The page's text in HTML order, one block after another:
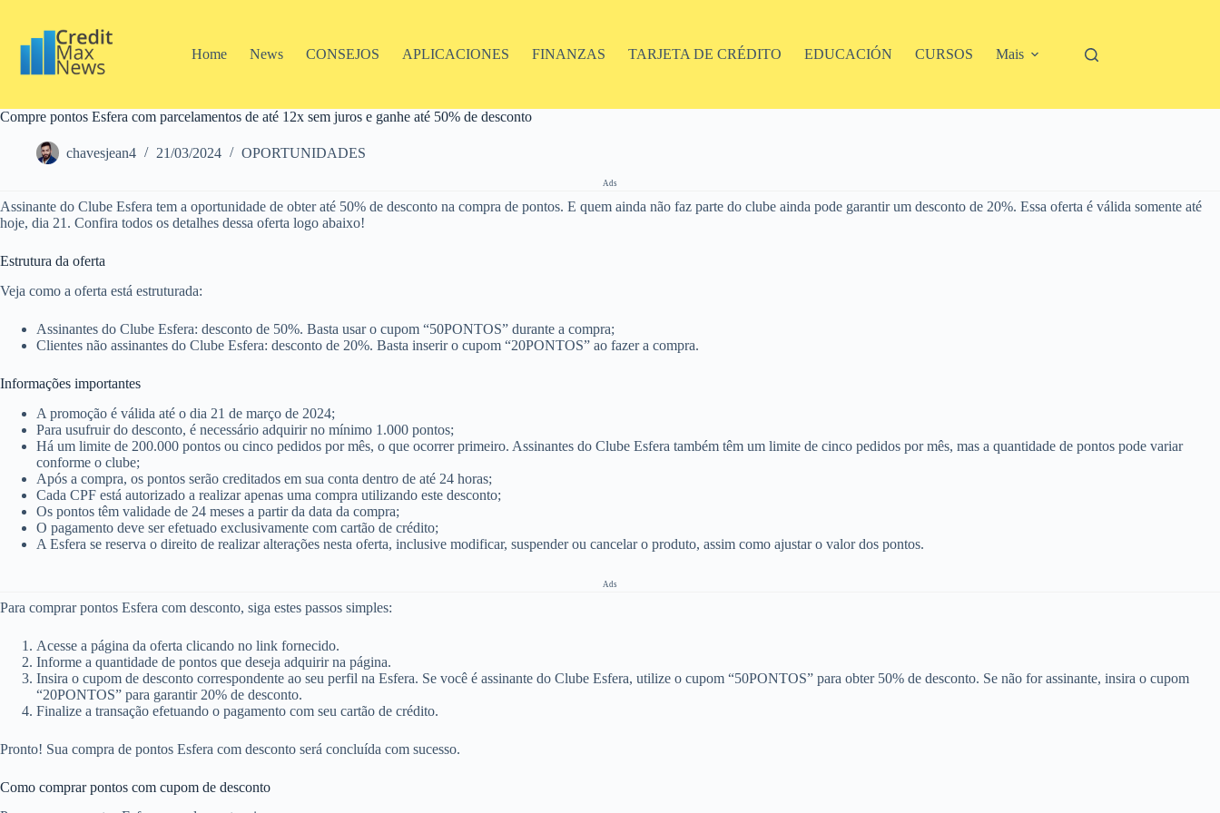
Home News CONSEJOS APLICACIONES FINANZAS TARJETA DE CRÉDITO EDUCACIÓN CURSOS Mais
Compre pontos Esfera com parcelamentos de até 12x sem juros e ganhe até 50% de desconto
chavesjean4 21/03/2024 OPORTUNIDADES
Ads
Assinante do Clube Esfera tem a oportunidade de obter até 50% de desconto na compra de pontos. E quem ainda não faz parte do clube ainda pode garantir um desconto de 20%. Essa oferta é válida somente até
hoje, dia 21. Confira todos os detalhes dessa oferta logo abaixo!
Estrutura da oferta
Veja como a oferta está estruturada:
Assinantes do Clube Esfera: desconto de 50%. Basta usar o cupom “50PONTOS” durante a compra;
Clientes não assinantes do Clube Esfera: desconto de 20%. Basta inserir o cupom “20PONTOS” ao fazer a compra.
Informações importantes
A promoção é válida até o dia 21 de março de 2024;
Para usufruir do desconto, é necessário adquirir no mínimo 1.000 pontos;
Há um limite de 200.000 pontos ou cinco pedidos por mês, o que ocorrer primeiro. Assinantes do Clube Esfera também têm um limite de cinco pedidos por mês, mas a quantidade de pontos pode variar
conforme o clube;
Após a compra, os pontos serão creditados em sua conta dentro de até 24 horas;
Cada CPF está autorizado a realizar apenas uma compra utilizando este desconto;
Os pontos têm validade de 24 meses a partir da data da compra;
O pagamento deve ser efetuado exclusivamente com cartão de crédito;
A Esfera se reserva o direito de realizar alterações nesta oferta, inclusive modificar, suspender ou cancelar o produto, assim como ajustar o valor dos pontos.
Ads
Para comprar pontos Esfera com desconto, siga estes passos simples:
Acesse a página da oferta clicando no link fornecido.
Informe a quantidade de pontos que deseja adquirir na página.
Insira o cupom de desconto correspondente ao seu perfil na Esfera. Se você é assinante do Clube Esfera, utilize o cupom “50PONTOS” para obter 50% de desconto. Se não for assinante, insira o cupom
“20PONTOS” para garantir 20% de desconto.
Finalize a transação efetuando o pagamento com seu cartão de crédito.
Pronto! Sua compra de pontos Esfera com desconto será concluída com sucesso.
Como comprar pontos com cupom de desconto